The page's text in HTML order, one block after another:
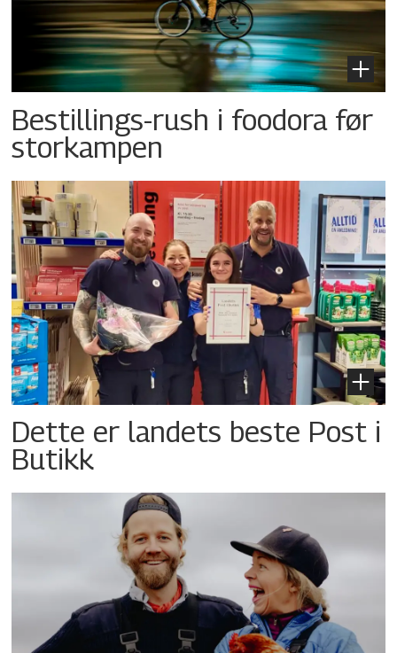
Bestillings-rush i foodora før
storkampen
Dette er landets beste Post i
Butikk